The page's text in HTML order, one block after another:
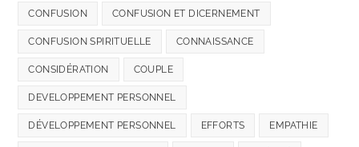
CONFUSION CONFUSION ET DICERNEMENT
CONFUSION SPIRITUELLE CONNAISSANCE
CONSIDÉRATION COUPLE
DEVELOPPEMENT PERSONNEL
DÉVELOPPEMENT PERSONNEL EFFORTS EMPATHIE